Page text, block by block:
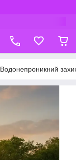
Водонепроникний